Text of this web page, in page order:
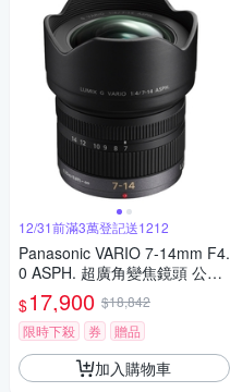
12/31前滿3萬登記送1212
Panasonic VARIO 7-14mm F4.
0 ASPH. 超廣角變焦鏡頭 公司
貨
$17,900 $18,842
限時下殺
券 贈品
加入購物車